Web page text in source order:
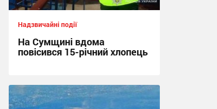
Надзвичайні події
На Сумщині вдома
повісився 15-річний хлопець
10:14, 5.08.2026